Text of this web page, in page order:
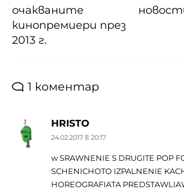
очакваните
кинопремиери през
2013 г.
1 коментар
HRISTO
24.02.2017 в 20:17
w SRAWNENIE S DRUGITE POP
SCHENICHOTO IZPALNENIE
HOREOGRAFIATA